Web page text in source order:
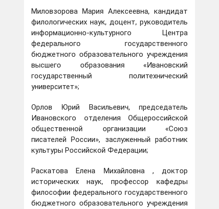
Миловзорова Мария Алексеевна, кандидат
филологических наук, доцент, руководитель
информационно-культурного Центра
федерального государственного
бюджетного образовательного учреждения
высшего образования «Ивановский
государственный политехнический
университет»;
Орлов Юрий Васильевич, председатель
Ивановского отделения Общероссийской
общественной организации «Союз
писателей России», заслуженный работник
культуры Российской Федерации;
Раскатова Елена Михайловна , доктор
исторических наук, профессор кафедры
философии федерального государственного
бюджетного образовательного учреждения